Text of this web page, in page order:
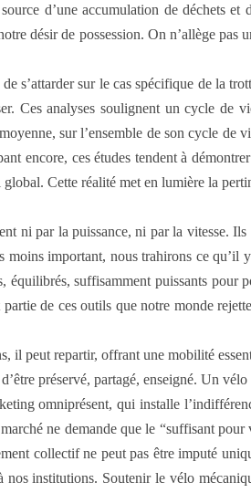
d’une accumulation de déchets et
désir de possession. On n’allège
sur le cas spécifique de la
Ces analyses soulignent un cycle de
sur l’ensemble de son cycle
encore, ces études tendent à
Cette réalité met en lumière la
ni par la puissance, ni par la vitesse.
important, nous trahirons ce qu’il
suffisamment puissants pour
de ces outils que notre monde
peut repartir, offrant une mobilité
préservé, partagé, enseigné. Un
omniprésent, qui installe
ne demande que le “suffisant
collectif ne peut pas être imputé
institutions. Soutenir le vélo